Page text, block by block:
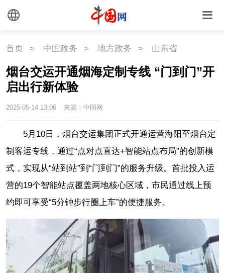
首页 > 中国政务 > 地方政务 > 山东省
烟台交运开通烟海定制专线 “门到门”开
启出行新体验
2025-05-14 13:06 来源：中国网
5月10日，烟台交运集团正式开通运营海阳至烟台定
制客运专线，通过“点对点直达+智能站点布局”的创新模
式，实现从“站到站”到“门到门”的服务升级。首批投入运
营的19个智能站点覆盖两地核心区域，市民通过线上预
约即可享受“5分钟步行圈上车”的便捷服务。